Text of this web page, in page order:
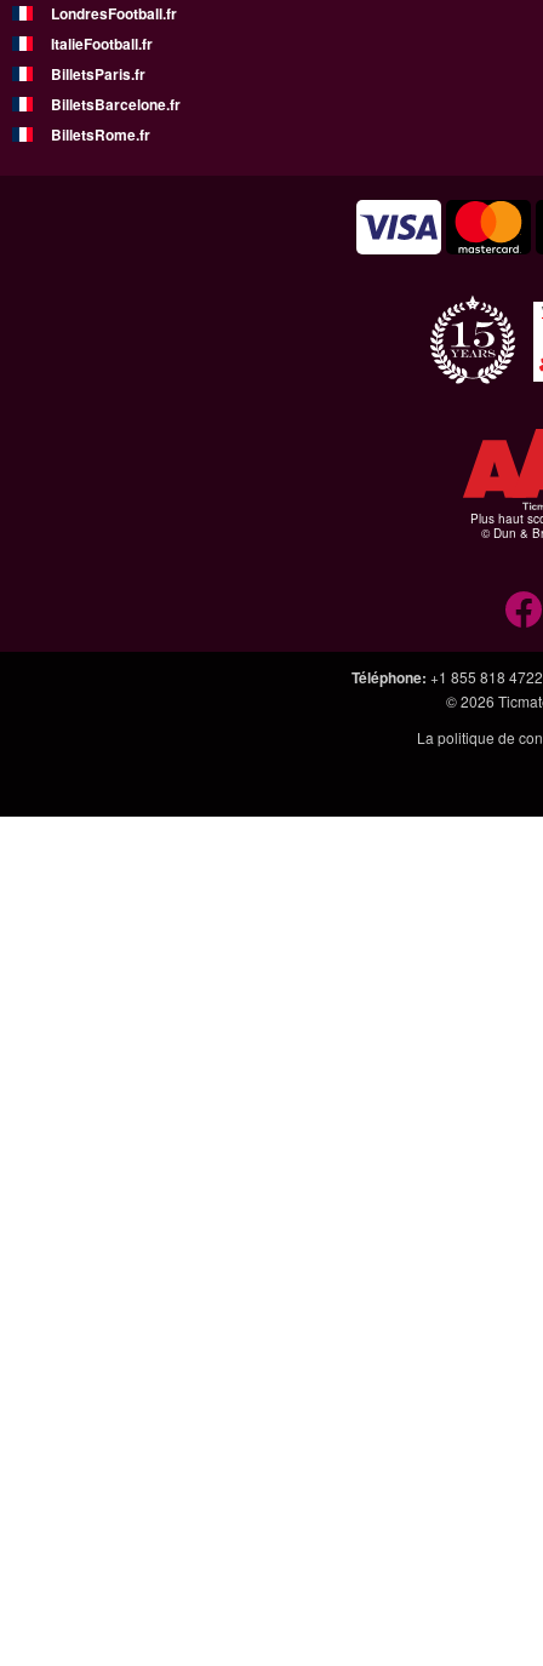
LondresFootball.fr
ItalieFootball.fr
BilletsParis.fr
BilletsBarcelone.fr
BilletsRome.fr
Plus haut
© Dun &
Téléphone: +1 855 818 4722
© 2026
La politique de